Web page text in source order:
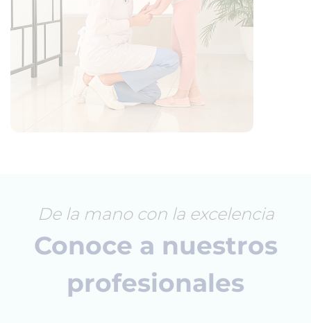
De la mano con la excelencia
Conoce a nuestros
profesionales